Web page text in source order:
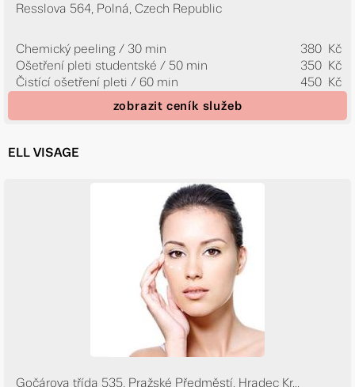
Resslova 564, Polná, Czech Republic
Chemický peeling / 30 min
380 Kč
Ošetření pleti studentské / 50 min
350 Kč
Čistící ošetření pleti / 60 min
450 Kč
zobrazit ceník služeb
ELL VISAGE
Gočárova třída 535, Pražské Předměstí, Hradec Kr...